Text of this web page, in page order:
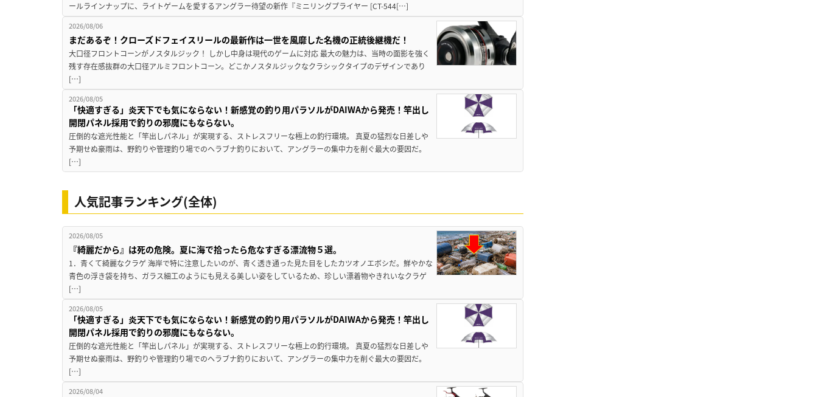
ールラインナップに、ライトゲームを愛するアングラー待望の新作『ミニリングプライヤー [CT-544[…]
2026/08/06
まだあるぞ！クローズドフェイスリールの最新作は一世を風靡した名機の正統後継機だ！
大口径フロントコーンがノスタルジック！ しかし中身は現代のゲームに対応 最大の魅力は、当時の面影を強く
残す存在感抜群の大口径アルミフロントコーン。どこかノスタルジックなクラシックタイプのデザインであり
[…]
2026/08/05
「快適すぎる」炎天下でも気にならない！新感覚の釣り用パラソルがDAIWAから発売！竿出し
開閉パネル採用で釣りの邪魔にもならない。
圧倒的な遮光性能と「竿出しパネル」が実現する、ストレスフリーな極上の釣行環境。 真夏の猛烈な日差しや
予期せぬ豪雨は、野釣りや管理釣り場でのヘラブナ釣りにおいて、アングラーの集中力を削ぐ最大の要因だ。
[…]
人気記事ランキング(全体)
2026/08/05
『綺麗だから』は死の危険。夏に海で拾ったら危なすぎる漂流物５選。
1．青くて綺麗なクラゲ 海岸で特に注意したいのが、青く透き通った見た目をしたカツオノエボシだ。鮮やかな
青色の浮き袋を持ち、ガラス細工のようにも見える美しい姿をしているため、珍しい漂着物やきれいなクラゲ
[…]
2026/08/05
「快適すぎる」炎天下でも気にならない！新感覚の釣り用パラソルがDAIWAから発売！竿出し
開閉パネル採用で釣りの邪魔にもならない。
圧倒的な遮光性能と「竿出しパネル」が実現する、ストレスフリーな極上の釣行環境。 真夏の猛烈な日差しや
予期せぬ豪雨は、野釣りや管理釣り場でのヘラブナ釣りにおいて、アングラーの集中力を削ぐ最大の要因だ。
[…]
2026/08/04